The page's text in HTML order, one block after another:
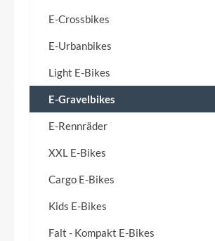
E-Crossbikes
E-Urbanbikes
Light E-Bikes
E-Gravelbikes
E-Rennräder
XXL E-Bikes
Cargo E-Bikes
Kids E-Bikes
Falt - Kompakt E-Bikes